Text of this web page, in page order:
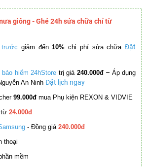
giông - Ghé 24h sửa chữa chỉ từ
giảm đến10% chi phí sửa chữa Đặt
bảo hiểm 24hStore trị giá 240.000đ – Áp dụng
An Ninh Đặt lịch ngay
99.000đ mua Phụ kiện REXON & VIDVIE
từ 24.000đ
- Đồng giá 240.000đ
thoại
mềm